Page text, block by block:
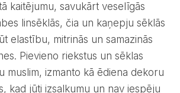
kaitējumu, savukārt veselīgās
linsēklās, čia un kaņepju sēklās
elastību, mitrinās un samazinās
Pievieno riekstus un sēklas
muslim, izmanto kā ēdiena dekoru
kad jūti izsalkumu un nav iespēju